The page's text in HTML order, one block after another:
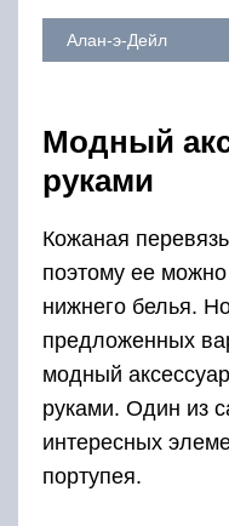
Алан-э-Дейл
Модный
руками
Кожаная
поэтому ее
нижнего белья.
предложенных
модный
руками. Один из
интересных
портупея.